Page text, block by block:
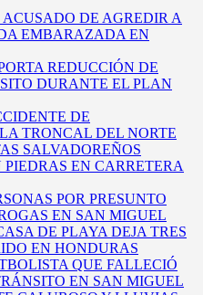
DE AGREDIR A
EMBARAZADA EN
REDUCCIÓN DE
DURANTE EL PLAN
DE
TRONCAL DEL NORTE
SALVADOREÑOS
PIEDRAS EN CARRETERA
POR PRESUNTO
EN SAN MIGUEL
DE PLAYA DEJA TRES
EN HONDURAS
QUE FALLECIÓ
EN SAN MIGUEL